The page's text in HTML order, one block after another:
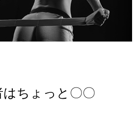
ちょっと〇〇